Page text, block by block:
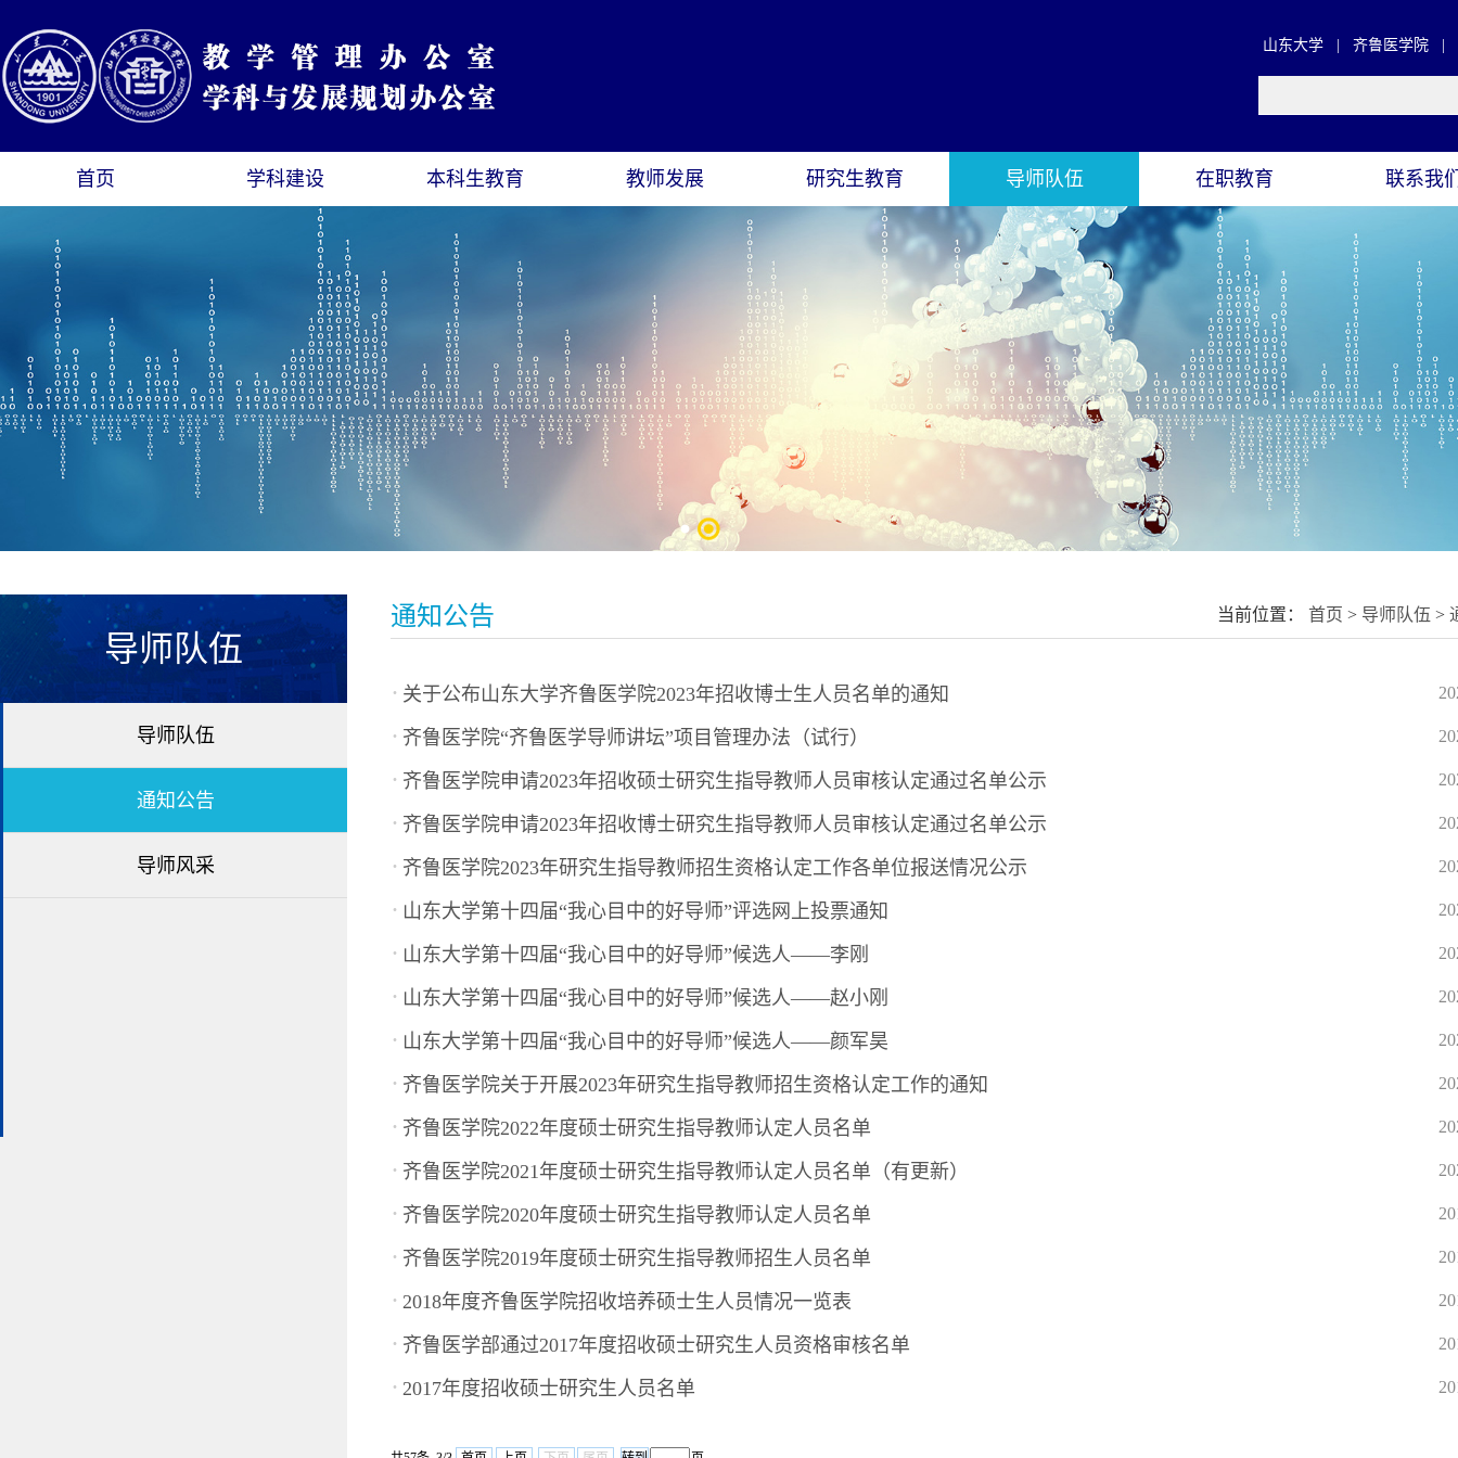
山东大学 齐鲁医学院
首页 学科建设 本科生教育 教师发展 研究生教育 导师队伍 在职教育 联系我
导师队伍
导师队伍
通知公告
导师风采
通知公告 当前位置： 首页 > 导师队伍 >
· 关于公布山东大学齐鲁医学院2023年招收博士生人员名单的通知
· 齐鲁医学院“齐鲁医学导师讲坛”项目管理办法（试行）
· 齐鲁医学院申请2023年招收硕士研究生指导教师人员审核认定通过名单公示
· 齐鲁医学院申请2023年招收博士研究生指导教师人员审核认定通过名单公示
· 齐鲁医学院2023年研究生指导教师招生资格认定工作各单位报送情况公示
· 山东大学第十四届“我心目中的好导师”评选网上投票通知
· 山东大学第十四届“我心目中的好导师”候选人——李刚
· 山东大学第十四届“我心目中的好导师”候选人——赵小刚
· 山东大学第十四届“我心目中的好导师”候选人——颜军昊
· 齐鲁医学院关于开展2023年研究生指导教师招生资格认定工作的通知
· 齐鲁医学院2022年度硕士研究生指导教师认定人员名单
· 齐鲁医学院2021年度硕士研究生指导教师认定人员名单（有更新）
· 齐鲁医学院2020年度硕士研究生指导教师认定人员名单
· 齐鲁医学院2019年度硕士研究生指导教师招生人员名单
· 2018年度齐鲁医学院招收培养硕士生人员情况一览表
· 齐鲁医学部通过2017年度招收硕士研究生人员资格审核名单
· 2017年度招收硕士研究生人员名单